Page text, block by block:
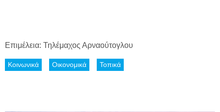
Επιμέλεια: Τηλέμαχος Αρναούτογλου
Κοινωνικά Οικονομικά Τοπικά